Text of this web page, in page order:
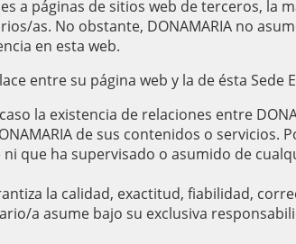
a páginas de sitios web de terceros,
as. No obstante, DONAMARIA no
en esta web.
entre su página web y la de ésta
la existencia de relaciones entre
de sus contenidos o servicios.
que ha supervisado o asumido de
la calidad, exactitud, fiabilidad,
a asume bajo su exclusiva